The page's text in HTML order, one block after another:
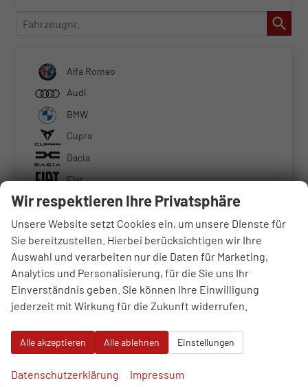
Fahrzeugnr.
Alfa Romeo
Audi
BMW
Cupra
Dacia
Fiat
Ford
Hyundai
Jeep
Mercedes-Benz
SL-Klasse
SLK-Klasse
Mitsubishi
Wir respektieren Ihre Privatsphäre
Unsere Website setzt Cookies ein, um unsere Dienste für
Sie bereitzustellen. Hierbei berücksichtigen wir Ihre
Auswahl und verarbeiten nur die Daten für Marketing,
Analytics und Personalisierung, für die Sie uns Ihr
Einverständnis geben. Sie können Ihre Einwilligung
jederzeit mit Wirkung für die Zukunft widerrufen.
Alle akzeptieren Alle ablehnen Einstellungen
Datenschutzerklärung Impressum